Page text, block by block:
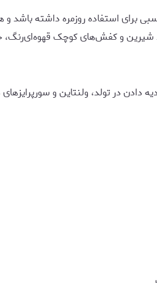
مناسبی برای استفاده روزمره داشته
شیرین و کفش‌های کوچک قهوه‌ای‌رنگ،
در تولد، ولنتاین و سورپرایزهای